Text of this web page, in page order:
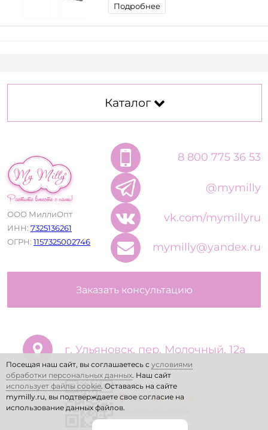
Подробнее
Каталог
ООО МиллиОпт
ИНН: 7325136261
ОГРН: 1157325002746
8 800 775 36 53
@mymilly
vk.com/mymillyru
mymilly@yandex.ru
г. Ульяновск, пер. Молочный, 12а
Заказать консультацию
Посещая наш сайт, вы соглашаетесь с условиями
обработки персональных данных. Наш сайт
использует файлы cookie. Оставаясь на сайте
mymilly.ru, вы подтверждаете свое согласие на
использование данных файлов.